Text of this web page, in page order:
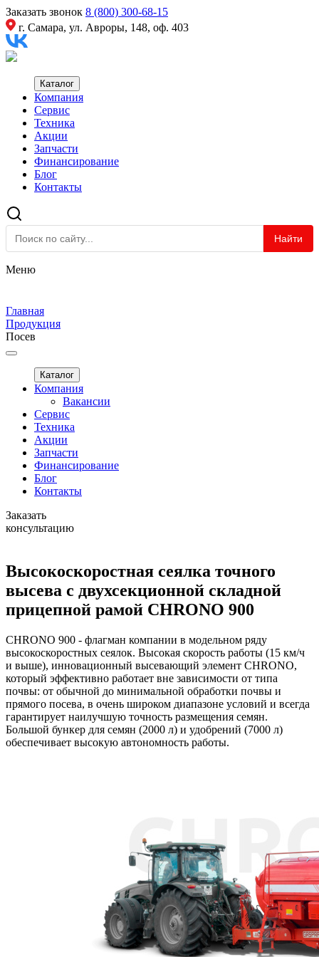
Заказать звонок 8 (800) 300-68-15
г. Самара, ул. Авроры, 148, оф. 403
Каталог
Компания
Сервис
Техника
Акции
Запчасти
Финансирование
Блог
Контакты
Найти
Меню
Главная
Продукция
Посев
Каталог
Компания
Вакансии
Сервис
Техника
Акции
Запчасти
Финансирование
Блог
Контакты
Заказать
консультацию
Высокоскоростная сеялка точного
высева с двухсекционной складной
прицепной рамой CHRONO 900
CHRONO 900 - флагман компании в модельном ряду
высокоскоростных сеялок. Высокая скорость работы (15 км/ч
и выше), инновационный высевающий элемент CHRONO,
который эффективно работает вне зависимости от типа
почвы: от обычной до минимальной обработки почвы и
прямого посева, в очень широком диапазоне условий и всегда
гарантирует наилучшую точность размещения семян.
Большой бункер для семян (2000 л) и удобрений (7000 л)
обеспечивает высокую автономность работы.